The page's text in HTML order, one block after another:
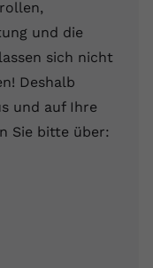
und die
sich nicht
Deshalb
und auf Ihre
Sie bitte über: